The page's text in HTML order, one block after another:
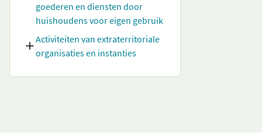
goederen en diensten door
huishoudens voor eigen gebruik
Activiteiten van extraterritoriale
organisaties en instanties